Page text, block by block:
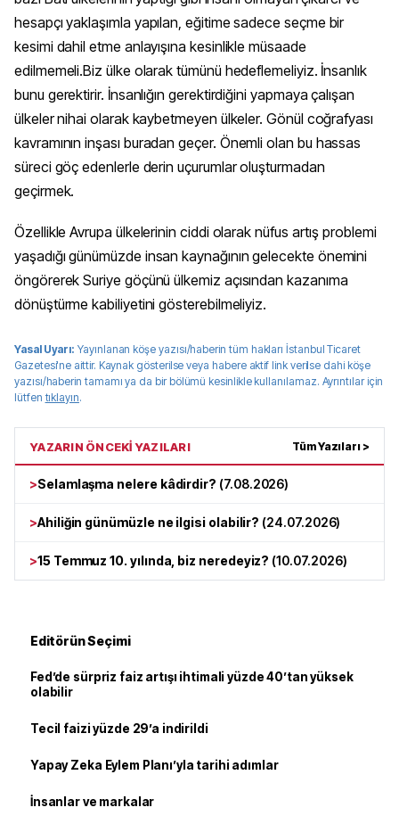
hesapçı yaklaşımla yapılan, eğitime sadece seçme bir
kesimi dahil etme anlayışına kesinlikle müsaade
edilmemeli.Biz ülke olarak tümünü hedeflemeliyiz. İnsanlık
bunu gerektirir. İnsanlığın gerektirdiğini yapmaya çalışan
ülkeler nihai olarak kaybetmeyen ülkeler. Gönül coğrafyası
kavramının inşası buradan geçer. Önemli olan bu hassas
süreci göç edenlerle derin uçurumlar oluşturmadan
geçirmek.
Özellikle Avrupa ülkelerinin ciddi olarak nüfus artış problemi
yaşadığı günümüzde insan kaynağının gelecekte önemini
öngörerek Suriye göçünü ülkemiz açısından kazanıma
dönüştürme kabiliyetini gösterebilmeliyiz.
Yasal Uyarı: Yayınlanan köşe yazısı/haberin tüm haklarıİstanbul Ticaret
Gazetesi'ne aittir. Kaynak gösterilse veya habere aktif link verilse dahi köşe
yazısı/haberin tamamı ya da bir bölümü kesinlikle kullanılamaz. Ayrıntılar için
lütfen tıklayın.
YAZARIN ÖNCEKİ YAZILARI Tüm Yazıları >
>Selamlaşma nelere kâdirdir? (7.08.2026)
>Ahiliğin günümüzle ne ilgisi olabilir? (24.07.2026)
>15 Temmuz 10. yılında, biz neredeyiz? (10.07.2026)
Editörün Seçimi
Fed’de sürpriz faiz artışı ihtimali yüzde 40’tan yüksek
olabilir
Tecil faizi yüzde 29’a indirildi
Yapay Zeka Eylem Planı’yla tarihi adımlar
İnsanlar ve markalar